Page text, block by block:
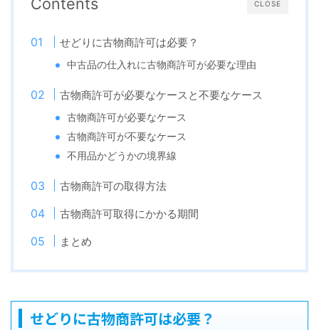
CLOSE
Contents
せどりに古物商許可は必要？
中古品の仕入れに古物商許可が必要な理由
古物商許可が必要なケースと不要なケース
古物商許可が必要なケース
古物商許可が不要なケース
不用品かどうかの境界線
古物商許可の取得方法
古物商許可取得にかかる期間
まとめ
せどりに古物商許可は必要？